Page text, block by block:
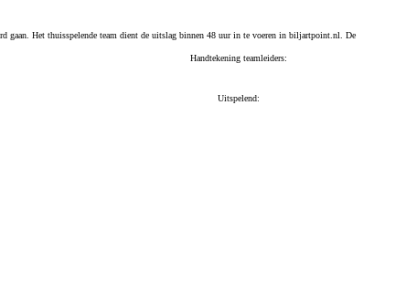
gaan. Het thuisspelende team dient de uitslag binnen 48 uur in te voeren in biljartpoint.nl. De
Handtekening teamleiders:
Uitspelend: